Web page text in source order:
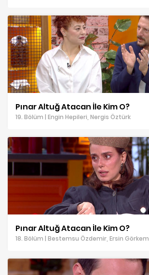
Pınar Altuğ Atacan İle Kim O?
19. Bölüm | Engin Hepileri, Nergis Öztürk
Pınar Altuğ Atacan İle Kim O?
18. Bölüm | Bestemsu Özdemir, Ersin Görkem